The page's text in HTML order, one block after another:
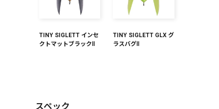
TINY SIGLETT インセ
クトマットブラックⅡ
TINY SIGLETT GLX グ
ラスバグⅡ
スペック